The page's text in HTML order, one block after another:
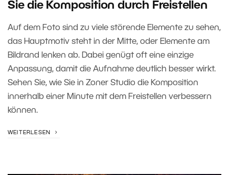
Sie die Komposition durch Freistellen
Auf dem Foto sind zu viele störende Elemente zu sehen,
das Hauptmotiv steht in der Mitte, oder Elemente am
Bildrand lenken ab. Dabei genügt oft eine einzige
Anpassung, damit die Aufnahme deutlich besser wirkt.
Sehen Sie, wie Sie in Zoner Studio die Komposition
innerhalb einer Minute mit dem Freistellen verbessern
können.
WEITERLESEN